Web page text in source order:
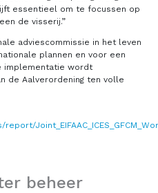
essentieel om te focussen op
de visserij.”
adviescommissie in het leven
plannen en voor een
implementatie wordt
de Aalverordening ten volle
beheer